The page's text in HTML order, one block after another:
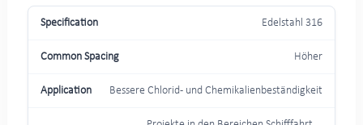
Edelstahl 316
Höher
Bessere Chlorid- und Chemikalienbeständigkeit